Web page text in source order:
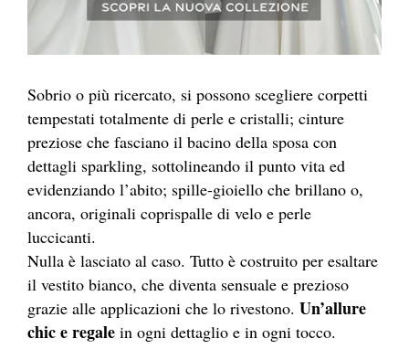
Sobrio o più ricercato, si possono scegliere corpetti
tempestati totalmente di perle e cristalli; cinture
preziose che fasciano il bacino della sposa con
dettagli sparkling, sottolineando il punto vita ed
evidenziando l’abito; spille-gioiello che brillano o,
ancora, originali coprispalle di velo e perle
luccicanti.
Nulla è lasciato al caso. Tutto è costruito per esaltare
il vestito bianco, che diventa sensuale e prezioso
grazie alle applicazioni che lo rivestono. Un’allure
chic e regale in ogni dettaglio e in ogni tocco.